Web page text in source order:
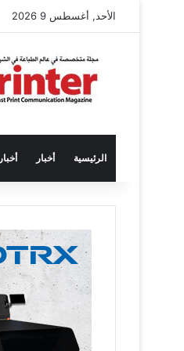
الأحد, أغسطس 9 2026
الرئيسية أخبار أخبار